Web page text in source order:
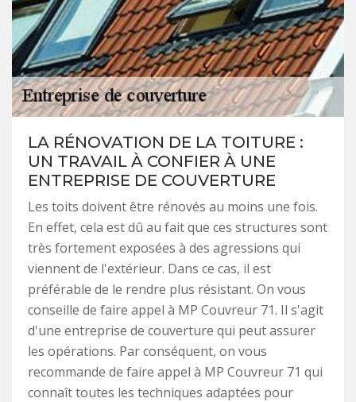
LA RÉNOVATION DE LA TOITURE :
UN TRAVAIL À CONFIER À UNE
ENTREPRISE DE COUVERTURE
Les toits doivent être rénovés au moins une fois.
En effet, cela est dû au fait que ces structures sont
très fortement exposées à des agressions qui
viennent de l'extérieur. Dans ce cas, il est
préférable de le rendre plus résistant. On vous
conseille de faire appel à MP Couvreur 71. Il s'agit
d'une entreprise de couverture qui peut assurer
les opérations. Par conséquent, on vous
recommande de faire appel à MP Couvreur 71 qui
connaît toutes les techniques adaptées pour